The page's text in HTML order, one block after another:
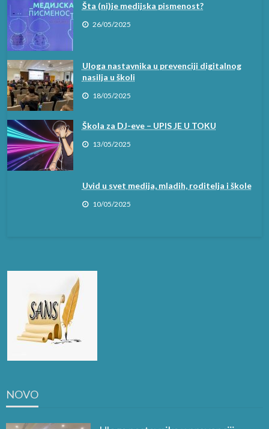
Šta (ni)je medijska pismenost?
26/05/2025
Uloga nastavnika u prevenciji digitalnog
nasilja u školi
18/05/2025
Škola za DJ-eve – UPIS JE U TOKU
13/05/2025
Uvid u svet medija, mladih, roditelja i škole
10/05/2025
NOVO